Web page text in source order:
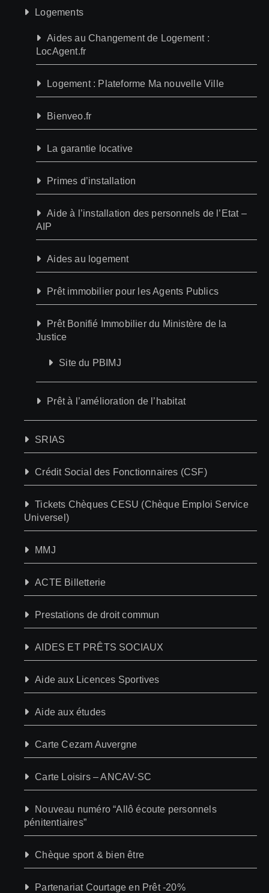
Logements
Aides au Changement de Logement :
LocAgent.fr
Logement : Plateforme Ma nouvelle Ville
Bienveo.fr
La garantie locative
Primes d’installation
Aide à l’installation des personnels de l’Etat –
AIP
Aides au logement
Prêt immobilier pour les Agents Publics
Prêt Bonifié Immobilier du Ministère de la
Justice
Site du PBIMJ
Prêt à l’amélioration de l’habitat
SRIAS
Crédit Social des Fonctionnaires (CSF)
Tickets Chèques CESU (Chèque Emploi Service
Universel)
MMJ
ACTE Billetterie
Prestations de droit commun
AIDES ET PRÊTS SOCIAUX
Aide aux Licences Sportives
Aide aux études
Carte Cezam Auvergne
Carte Loisirs – ANCAV-SC
Nouveau numéro “Allô écoute personnels
pénitentiaires”
Chèque sport & bien être
Partenariat Courtage en Prêt -20%